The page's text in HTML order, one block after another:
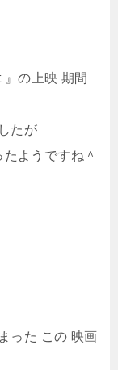
の上映 期間
たが
ようですね＾
った この 映画